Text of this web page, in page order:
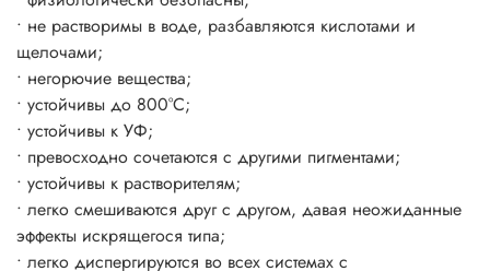
• не растворимы в воде, разбавляются кислотами и
щелочами;
• негорючие вещества;
• устойчивы до 800°C;
• устойчивы к УФ;
• превосходно сочетаются с другими пигментами;
• устойчивы к растворителям;
• легко смешиваются друг с другом, давая неожиданные
эффекты искрящегося типа;
• легко диспергируются во всех системах с